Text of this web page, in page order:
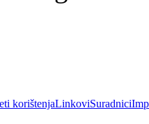
korištenjaLinkoviSuradnici